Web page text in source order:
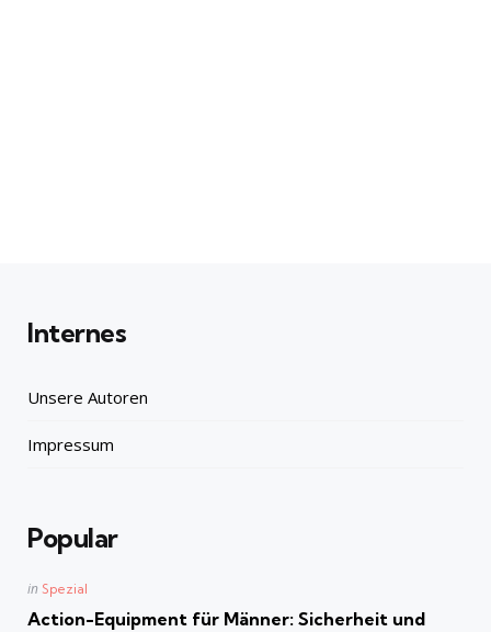
Internes
Unsere Autoren
Impressum
Popular
Posted
in Spezial
Action-Equipment für Männer: Sicherheit und